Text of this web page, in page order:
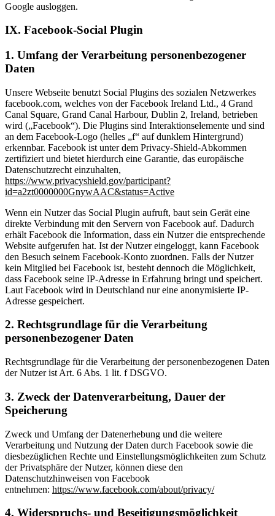
Google ausloggen.
IX. Facebook-Social Plugin
1. Umfang der Verarbeitung personenbezogener
Daten
Unsere Webseite benutzt Social Plugins des sozialen Netzwerkes
facebook.com, welches von der Facebook Ireland Ltd., 4 Grand
Canal Square, Grand Canal Harbour, Dublin 2, Ireland, betrieben
wird („Facebook“). Die Plugins sind Interaktionselemente und sind
an dem Facebook-Logo (helles „f“ auf dunklem Hintergrund)
erkennbar. Facebook ist unter dem Privacy-Shield-Abkommen
zertifiziert und bietet hierdurch eine Garantie, das europäische
Datenschutzrecht einzuhalten,
https://www.privacyshield.gov/participant?
id=a2zt0000000GnywAAC&status=Active
Wenn ein Nutzer das Social Plugin aufruft, baut sein Gerät eine
direkte Verbindung mit den Servern von Facebook auf. Dadurch
erhält Facebook die Information, dass ein Nutzer die entsprechende
Website aufgerufen hat. Ist der Nutzer eingeloggt, kann Facebook
den Besuch seinem Facebook-Konto zuordnen. Falls der Nutzer
kein Mitglied bei Facebook ist, besteht dennoch die Möglichkeit,
dass Facebook seine IP-Adresse in Erfahrung bringt und speichert.
Laut Facebook wird in Deutschland nur eine anonymisierte IP-
Adresse gespeichert.
2. Rechtsgrundlage für die Verarbeitung
personenbezogener Daten
Rechtsgrundlage für die Verarbeitung der personenbezogenen Daten
der Nutzer ist Art. 6 Abs. 1 lit. f DSGVO.
3. Zweck der Datenverarbeitung, Dauer der
Speicherung
Zweck und Umfang der Datenerhebung und die weitere
Verarbeitung und Nutzung der Daten durch Facebook sowie die
diesbezüglichen Rechte und Einstellungsmöglichkeiten zum Schutz
der Privatsphäre der Nutzer, können diese den
Datenschutzhinweisen von Facebook
entnehmen: https://www.facebook.com/about/privacy/
4. Widerspruchs- und Beseitigungsmöglichkeit